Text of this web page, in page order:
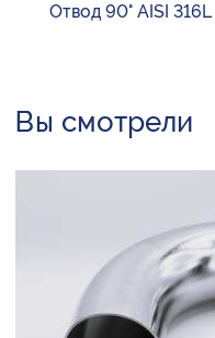
Отвод 90° AISI
Вы смотрели